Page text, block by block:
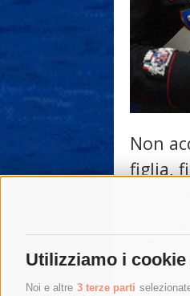
Utilizziamo i
Noi e altre 3 terze parti
Non
figlia,
accetta la